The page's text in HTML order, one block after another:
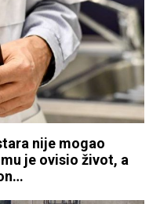
nije mogao
je ovisio život, a